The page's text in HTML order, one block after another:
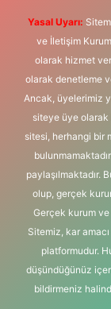
Yasal Uyarı:
ve İletişim
olarak hizmet
olarak denetleme
Ancak, üyelerimiz
siteye üye olarak
sitesi, herhangi bir
paylaşılmaktadır.
olup, gerçek
Gerçek kurum
Sitemiz, kar
platformudur.
düşündüğünüz
bildirmeniz